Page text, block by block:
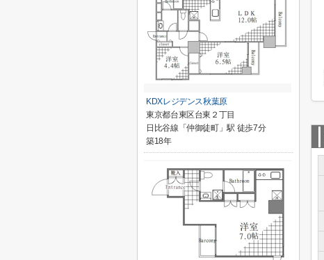
KDXレジデンス秋葉原
東京都台東区台東２丁目
日比谷線「仲御徒町」駅 徒歩7分
築18年